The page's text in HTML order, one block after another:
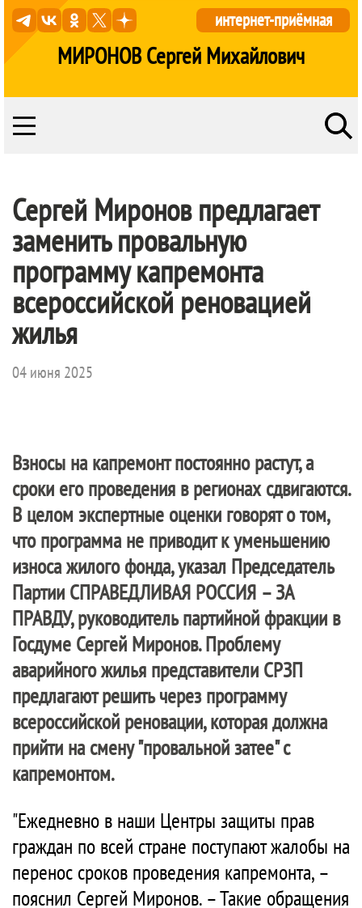
МИРОНОВ Сергей Михайлович
интернет-приёмная
Сергей Миронов предлагает
заменить провальную
программу капремонта
всероссийской реновацией
жилья
04 июня 2025
Взносы на капремонт постоянно растут, а
сроки его проведения в регионах сдвигаются.
В целом экспертные оценки говорят о том,
что программа не приводит к уменьшению
износа жилого фонда, указал Председатель
Партии СПРАВЕДЛИВАЯ РОССИЯ – ЗА
ПРАВДУ, руководитель партийной фракции в
Госдуме Сергей Миронов. Проблему
аварийного жилья представители СРЗП
предлагают решить через программу
всероссийской реновации, которая должна
прийти на смену "провальной затее" с
капремонтом.
"Ежедневно в наши Центры защиты прав
граждан по всей стране поступают жалобы на
перенос сроков проведения капремонта, –
пояснил Сергей Миронов. – Такие обращения